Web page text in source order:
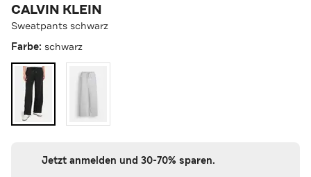
CALVIN KLEIN
Sweatpants schwarz
Farbe: schwarz
Jetzt anmelden und 30-70% sparen.